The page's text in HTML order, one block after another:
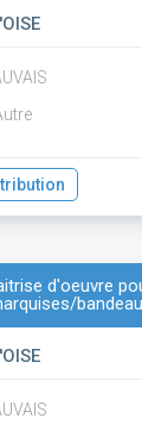
d'oeuvre